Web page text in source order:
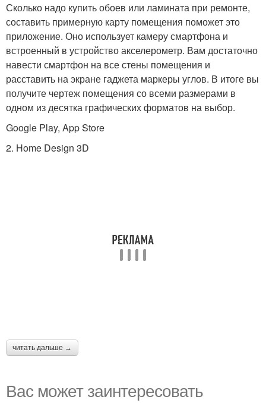
Сколько надо купить обоев или ламината при ремонте,
составить примерную карту помещения поможет это
приложение. Оно использует камеру смартфона и
встроенный в устройство акселерометр. Вам достаточно
навести смартфон на все стены помещения и
расставить на экране гаджета маркеры углов. В итоге вы
получите чертеж помещения со всеми размерами в
одном из десятка графических форматов на выбор.
Google Play, App Store
2. Home Design 3D
читать дальше →
Вас может заинтересовать